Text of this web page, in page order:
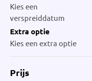
Kies een
verspreiddatum
Extra optie
Kies een extra optie
Prijs